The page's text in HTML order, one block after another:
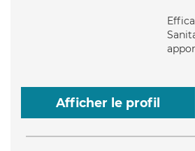
Afficher le profil